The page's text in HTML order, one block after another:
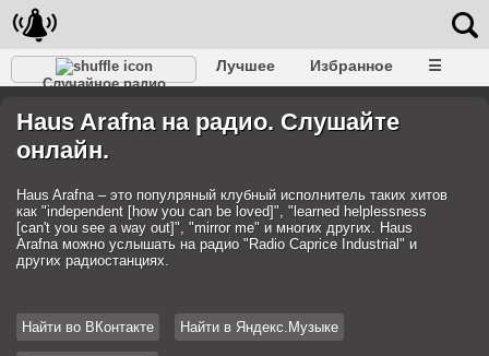
Случайное радио
Лучшее Избранное ☰
Haus Arafna на радио. Слушайте
онлайн.
Haus Arafna – это популряный клубный исполнитель таких хитов
как "independent [how you can be loved]", "learned helplessness
[can't you see a way out]", "mirror me" и многих других. Haus
Arafna можно услышать на радио "Radio Caprice Industrial" и
других радиостанциях.
Найти во ВКонтакте Найти в Яндекс.Музыке